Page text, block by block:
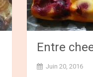
Entre
Juin 20, 2016